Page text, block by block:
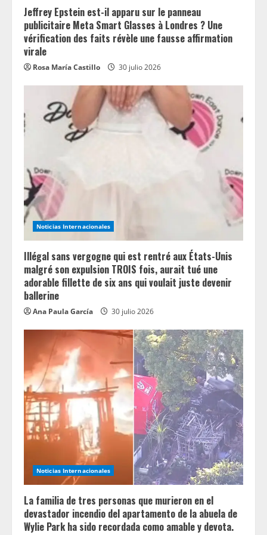
Jeffrey Epstein est-il apparu sur le panneau
publicitaire Meta Smart Glasses à Londres ? Une
vérification des faits révèle une fausse affirmation
virale
Rosa María Castillo 30 julio 2026
Noticias Internacionales
Illégal sans vergogne qui est rentré aux États-Unis
malgré son expulsion TROIS fois, aurait tué une
adorable fillette de six ans qui voulait juste devenir
ballerine
Ana Paula García 30 julio 2026
Noticias Internacionales
La familia de tres personas que murieron en el
devastador incendio del apartamento de la abuela de
Wylie Park ha sido recordada como amable y devota.